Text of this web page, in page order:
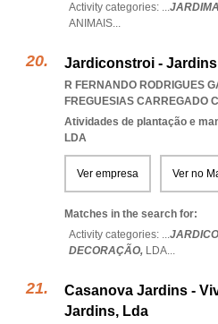
Activity categories: ...
ANIMAIS...
Jardiconstroi -
R FERNANDO RODRIGUES
FREGUESIAS CARREGADO
Atividades de plantação e
LDA
Ver empresa Ver no
Matches in the search for:
Activity categories: ...
DECORAÇÃO, LDA...
Casanova Jardins -
Jardins, Lda